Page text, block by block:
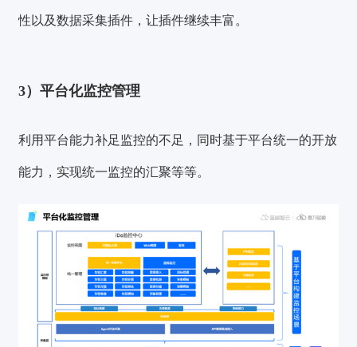
性以及数据采集插件，让插件继续丰富。
3）平台化监控管理
利用平台能力补足监控的不足，同时基于平台统一的开放
能力，实现统一监控的汇聚等等。